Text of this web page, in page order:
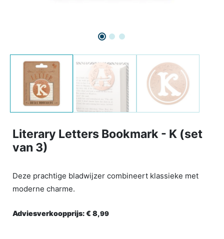
Literary Letters Bookmark - K (set
van 3)
Deze prachtige bladwijzer combineert klassieke met
moderne charme.
Adviesverkoopprijs:€ 8,99